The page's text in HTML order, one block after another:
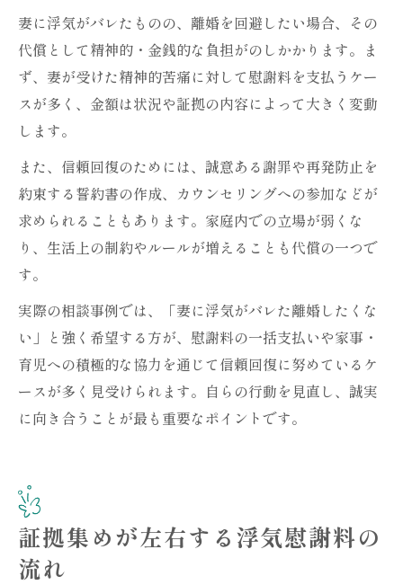
妻に浮気がバレたものの、離婚を回避したい場合、その
代償として精神的・金銭的な負担がのしかかります。ま
ず、妻が受けた精神的苦痛に対して慰謝料を支払うケー
スが多く、金額は状況や証拠の内容によって大きく変動
します。
また、信頼回復のためには、誠意ある謝罪や再発防止を
約束する誓約書の作成、カウンセリングへの参加などが
求められることもあります。家庭内での立場が弱くな
り、生活上の制約やルールが増えることも代償の一つで
す。
実際の相談事例では、「妻に浮気がバレた離婚したくな
い」と強く希望する方が、慰謝料の一括支払いや家事・
育児への積極的な協力を通じて信頼回復に努めているケ
ースが多く見受けられます。自らの行動を見直し、誠実
に向き合うことが最も重要なポイントです。
証拠集めが左右する浮気慰謝料の
流れ